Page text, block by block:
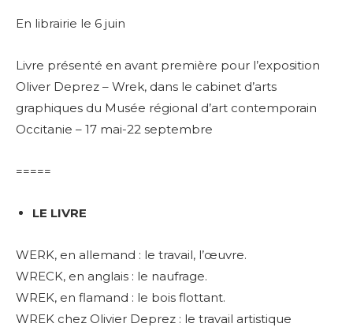
En librairie le 6 juin
Livre présenté en avant première pour l’exposition
Oliver Deprez – Wrek, dans le cabinet d’arts
graphiques du Musée régional d’art contemporain
Occitanie – 17 mai-22 septembre
=====
LE LIVRE
WERK, en allemand : le travail, l’œuvre.
WRECK, en anglais : le naufrage.
WREK, en flamand : le bois flottant.
WREK chez Olivier Deprez : le travail artistique